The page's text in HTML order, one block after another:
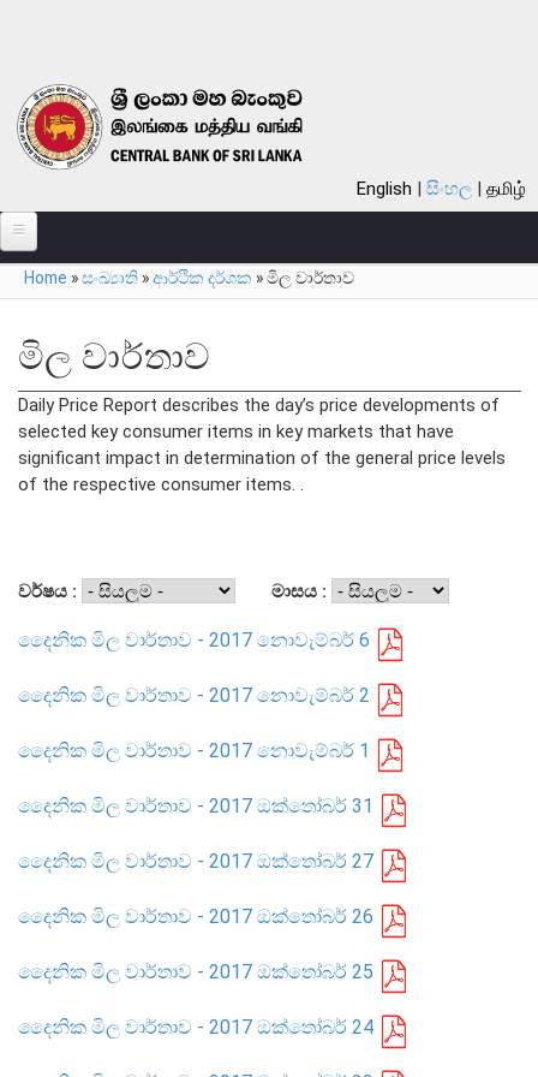
English සිංහල தமிழ்
පිළිබඳ
බැංකුව පිළිබඳ
සමස්ත විග්‍රහය
බැංකුවේ ඉතිහාසය
දැක්ම, මෙහෙවර, ගුණාංග
අරමුණු
සංවිධාන ව්‍යුහය
පාලන ව්‍යුහය
දෙපාර්තමේන්තු
පාලන සංග්‍රහ සහ ප්‍රතිපත්ති
එක්ස්ටර් වාර්තාව
You are here
Home »සංඛ්‍යාති »ආර්ථික දර්ශක »මිල වාර්තාව
මිල වාර්තාව
Daily Price Report describes the day’s price developments of
selected key consumer items in key markets that have
significant impact in determination of the general price levels
of the respective consumer items. .
වර්ෂය : මාසය :
දෛනික මිල වාර්තාව - 2017 නොවැම්බර් 6
දෛනික මිල වාර්තාව - 2017 නොවැම්බර් 2
දෛනික මිල වාර්තාව - 2017 නොවැම්බර් 1
දෛනික මිල වාර්තාව - 2017 ඔක්තෝබර් 31
දෛනික මිල වාර්තාව - 2017 ඔක්තෝබර් 27
දෛනික මිල වාර්තාව - 2017 ඔක්තෝබර් 26
දෛනික මිල වාර්තාව - 2017 ඔක්තෝබර් 25
දෛනික මිල වාර්තාව - 2017 ඔක්තෝබර් 24